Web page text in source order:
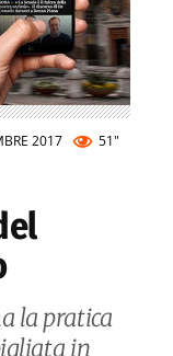
2017 51"
la pratica
in